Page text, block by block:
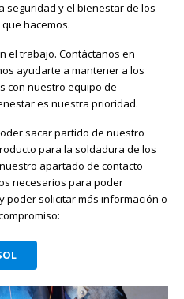
seguridad y el bienestar de los
hacemos.
el trabajo. Contáctanos en
ayudarte a mantener a los
con nuestro equipo de
es nuestra prioridad.
sacar partido de nuestro
para la soldadura de los
apartado de contacto
necesarios para poder
poder solicitar más información o